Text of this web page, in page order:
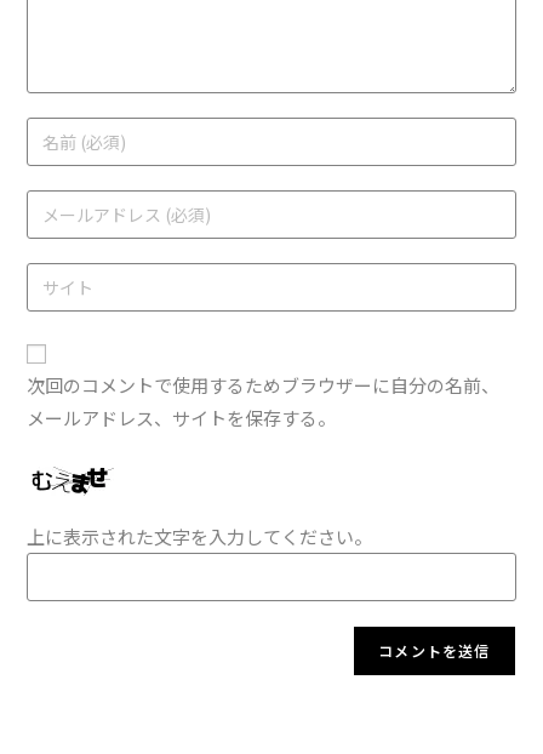
次回のコメントで使用するためブラウザーに自分の名前、
メールアドレス、サイトを保存する。
上に表示された文字を入力してください。